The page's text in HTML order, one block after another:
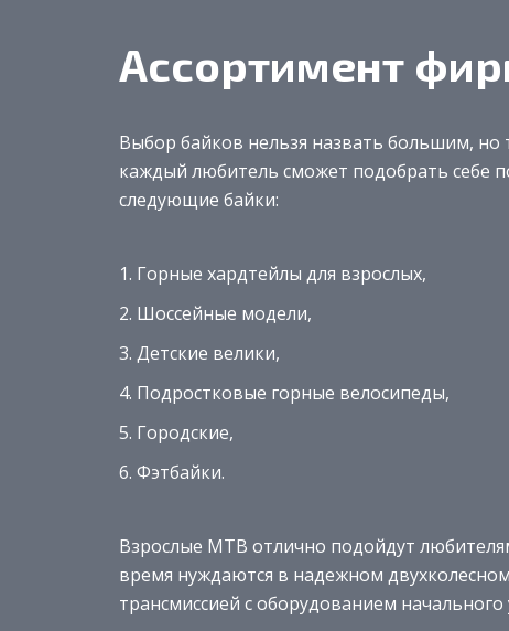
Ассортимент
Выбор байков нельзя назвать большим, но
каждый любитель сможет подобрать себе
следующие байки:
Горные хардтейлы для взрослых,
Шоссейные модели,
Детские велики,
Подростковые горные велосипеды,
Городские,
Фэтбайки.
Взрослые MTB отлично подойдут
время нуждаются в надежном
трансмиссией с оборудованием